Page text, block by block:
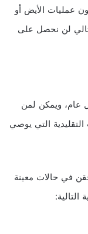
عمليات الأيض أو
لن نحصل على
آمنة بشكل عام، ويمكن لمن
التي يوصي
تؤخذ عبر الحقن في حالات معينة